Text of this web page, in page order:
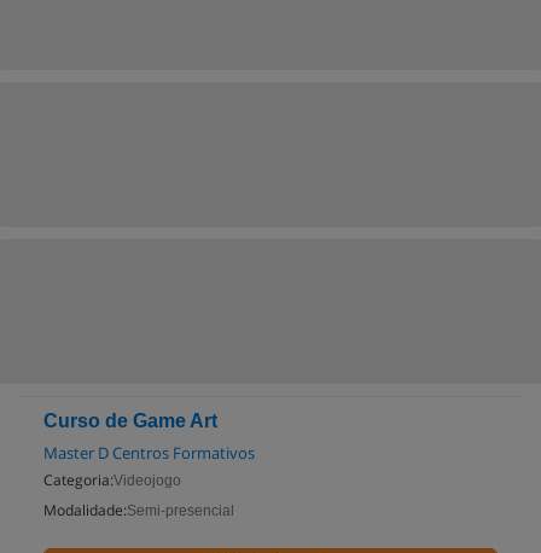
Curso de Game Art
Master D Centros Formativos
Categoria:Videojogo
Modalidade:Semi-presencial